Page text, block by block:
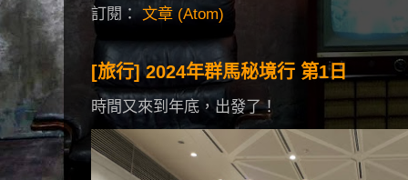
訂閱： 文章 (Atom)
[旅行] 2024年群馬秘境行 第1日
時間又來到年底，出發了！